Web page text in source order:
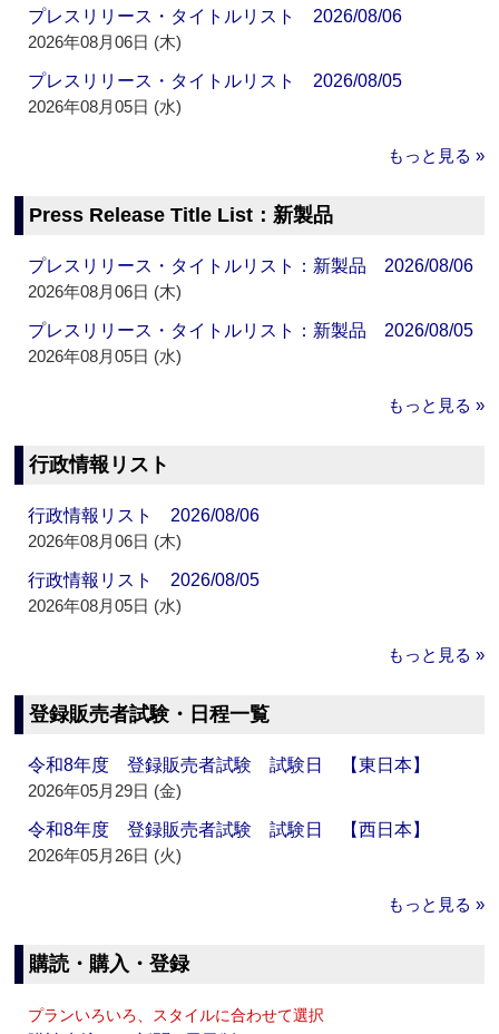
プレスリリース・タイトルリスト 2026/08/06
2026年08月06日 (木)
プレスリリース・タイトルリスト 2026/08/05
2026年08月05日 (水)
もっと見る »
Press Release Title List：新製品
プレスリリース・タイトルリスト：新製品 2026/08/06
2026年08月06日 (木)
プレスリリース・タイトルリスト：新製品 2026/08/05
2026年08月05日 (水)
もっと見る »
行政情報リスト
行政情報リスト 2026/08/06
2026年08月06日 (木)
行政情報リスト 2026/08/05
2026年08月05日 (水)
もっと見る »
登録販売者試験・日程一覧
令和8年度 登録販売者試験 試験日 【東日本】
2026年05月29日 (金)
令和8年度 登録販売者試験 試験日 【西日本】
2026年05月26日 (火)
もっと見る »
購読・購入・登録
プランいろいろ、スタイルに合わせて選択